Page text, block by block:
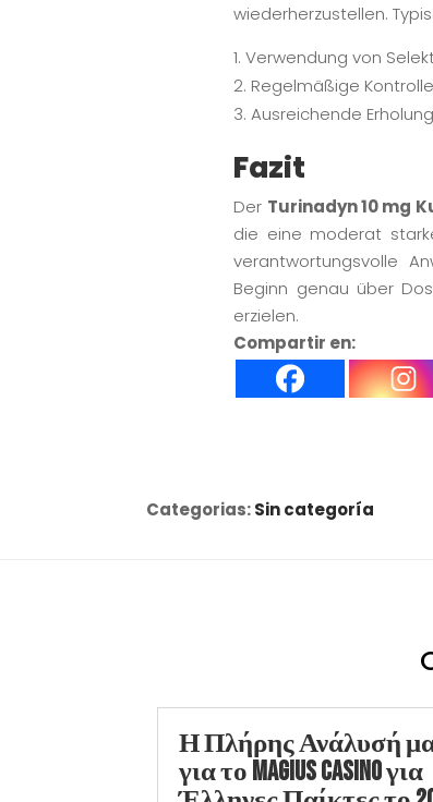
wiederherzustellen.
Verwendung von
Regelmäßige
Ausreichende
Fazit
Der Turinadyn 10 mg
die eine moderat
verantwortungsvolle
Beginn genau über
erzielen.
Compartir en:
Categorias:Sin categoría
Η Πλήρης Ανάλυσή
για το Magius Casino για